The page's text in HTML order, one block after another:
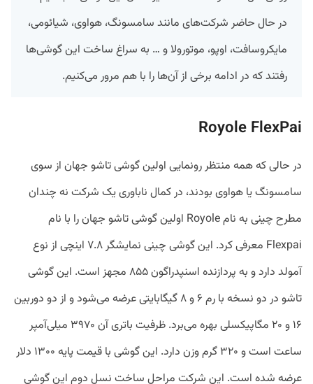
در حال حاضر شرکت‌های مانند سامسونگ، هواوی، شیائومی،
مایکروسافت، اوپو، موتورولا و … به سراغ ساخت این گوشی‌ها
رفتند که در ادامه برخی از آن‌ها را با هم مرور می‌کنیم.
Royole FlexPai
در حالی که همه منتظر رونمایی اولین گوشی تاشو جهان از سوی
سامسونگ یا هواوی بودند، در کمال ناباوری یک شرکت نه چندان
مطرح چینی به نام Royole اولین گوشی تاشو جهان را با نام
Flexpai معرفی کرد. این گوشی چینی نمایشگر ۷.۸ اینچی از نوع
آمولد دارد و به پردازنده اسنپدراگون ۸۵۵ مجهز است. این گوشی
تاشو در دو نسخه با رم ۶ و ۸ گیگابایتی عرضه می‌شود و از دو دوربین
۱۶ و ۲۰ مگاپیکسلی بهره می‌برد. ظرفیت باتری آن ۳۹۷۰ میلی‌آمپر
ساعت است و ۳۲۰ گرم وزن دارد. این گوشی با قیمت پایه ۱۳۰۰ دلار
عرضه شده است. این شرکت مراحل ساخت نسل دوم این گوشی